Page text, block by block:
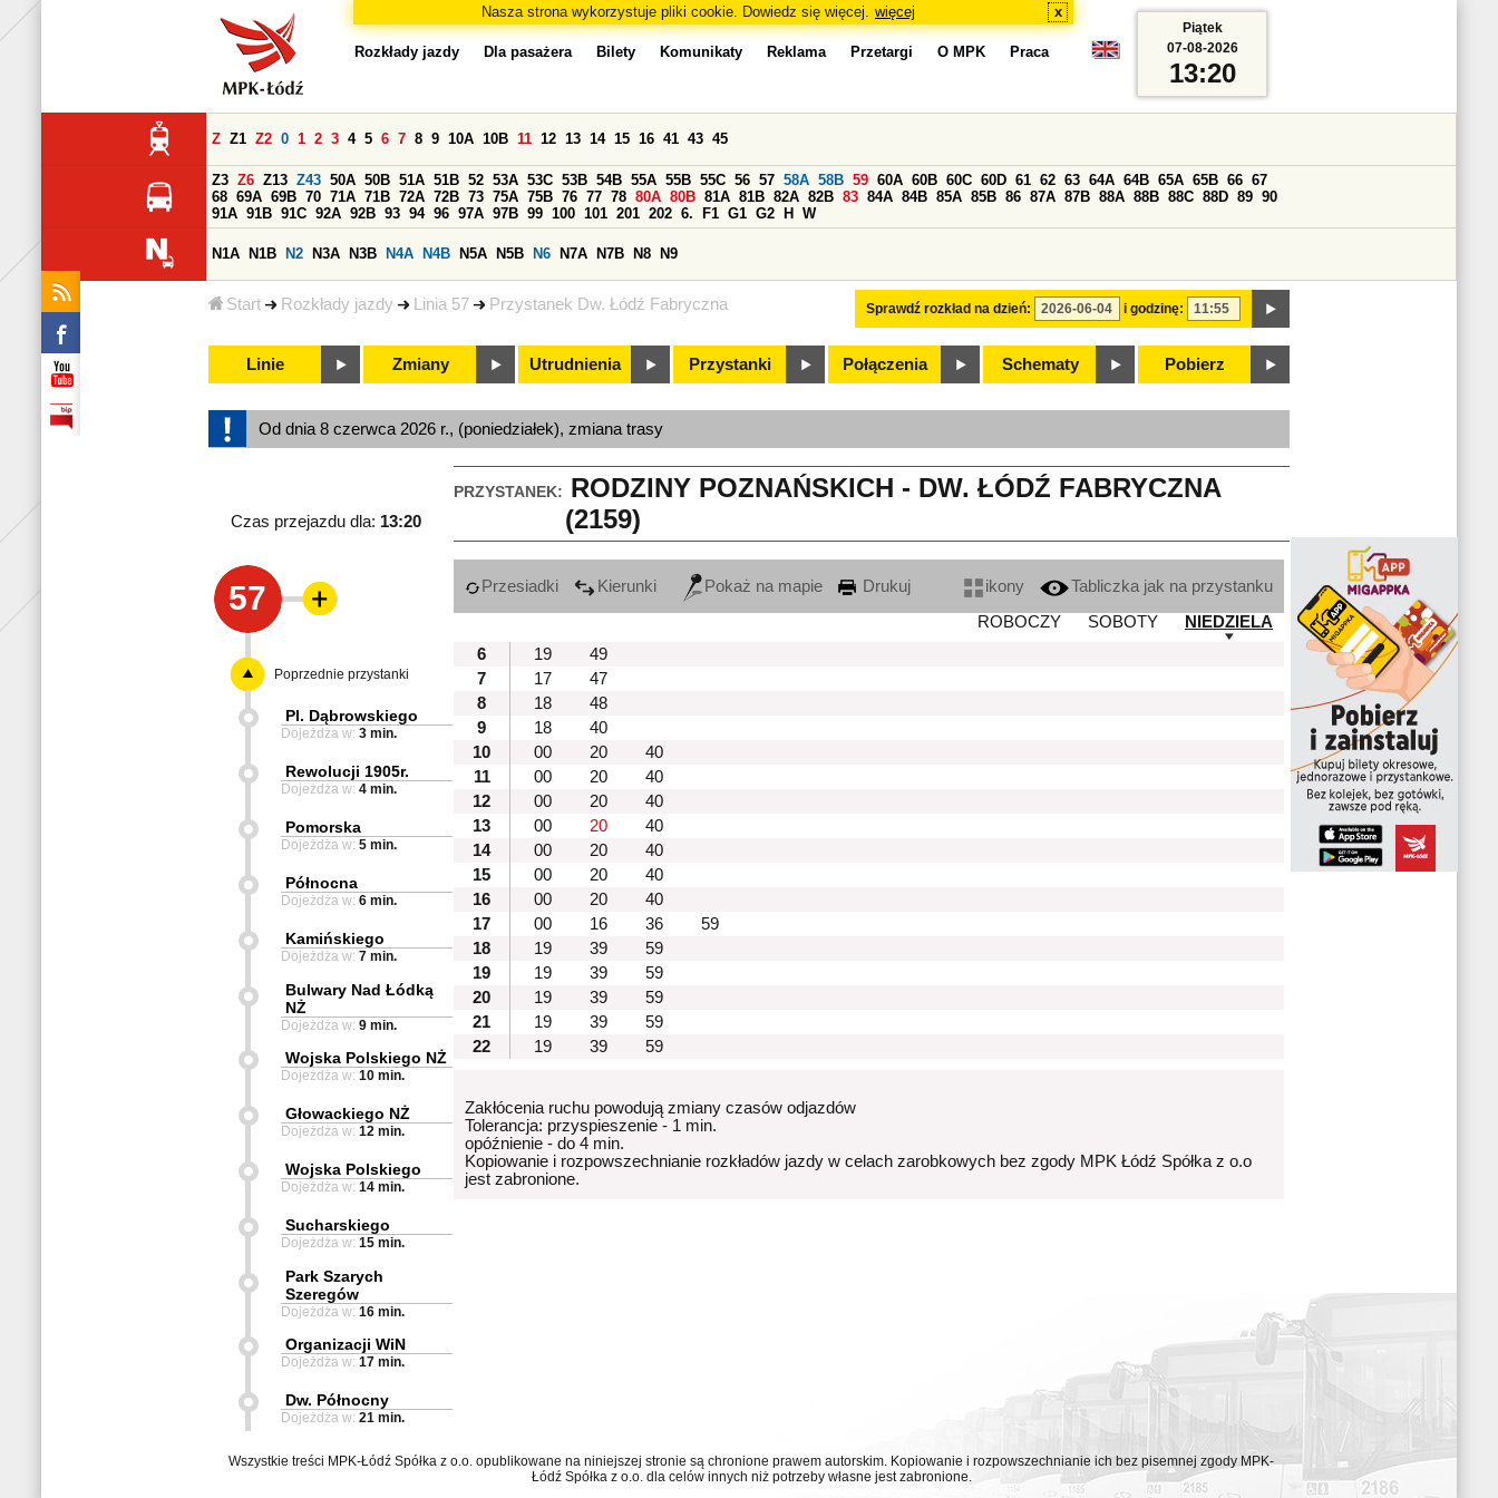
Nasza strona wykorzystuje pliki cookie. Dowiedz się więcej. więcej x
Start Rozkłady jazdy Linia 57 Przystanek Dw. Łódź Fabryczna
Rozkłady jazdy Dla pasażera Bilety Komunikaty Reklama Przetargi O MPK Praca
Sprawdź rozkład na dzień: i godzinę:
Z Z1 Z2 0 1 2 3 4 5 6 7 8 9 10A 10B 11 12 13 14 15 16 41 43 45
Z3 Z6 Z13 Z43 50A 50B 51A 51B 52 53A 53C 53B 54B 55A 55B 55C 56 57 58A 58B 59 60A 60B 60C 60D 61 62 63 64A 64B 65A 65B 66 67
68 69A 69B 70 71A 71B 72A 72B 73 75A 75B 76 77 78 80A 80B 81A 81B 82A 82B 83 84A 84B 85A 85B 86 87A 87B 88A 88B 88C 88D 89 90
91A 91B 91C 92A 92B 93 94 96 97A 97B 99 100 101 201 202 6. F1 G1 G2 H W
N1A N1B N2 N3A N3B N4A N4B N5A N5B N6 N7A N7B N8 N9
Linie Zmiany Utrudnienia Przystanki Połączenia Schematy Pobierz
Piątek
07-08-2026
13:20
Od dnia 8 czerwca 2026 r., (poniedziałek), zmiana trasy
PRZYSTANEK: RODZINY POZNAŃSKICH - DW. ŁÓDŹ FABRYCZNA
(2159)
Czas przejazdu dla: 13:20
57 Przesiadki Kierunki Pokaż na mapie Drukuj ikony
Tabliczka jak na przystanku
ROBOCZY
SOBOTY
NIEDZIELA
6
19
49
7
17
47
8
18
48
9
18
40
10
00 20
40
11
00 20
40
12
00 20
40
13
00 20
40
14
00 20
40
15
00 20
40
16
00 20
40
17
00 16 36
59
18
19 39
59
19
19 39
59
20
19 39
59
21
19 39
59
22
19 39 59
Zakłócenia ruchu powodują zmiany czasów odjazdów
Tolerancja: przyspieszenie - 1 min.
opóźnienie - do 4 min.
Kopiowanie i rozpowszechnianie rozkładów jazdy w celach zarobkowych bez zgody MPK Łódź Spółka z o.o
jest zabronione.
Poprzednie przystanki
Pl. Dąbrowskiego
Dojeżdża w: 3 min.
Rewolucji 1905r.
Dojeżdża w: 4 min.
Pomorska
Dojeżdża w: 5 min.
Północna
Dojeżdża w: 6 min.
Kamińskiego
Dojeżdża w: 7 min.
Bulwary Nad Łódką
NŻ
Dojeżdża w: 9 min.
Wojska Polskiego NŻ
Dojeżdża w: 10 min.
Głowackiego NŻ
Dojeżdża w: 12 min.
Wojska Polskiego
Dojeżdża w: 14 min.
Sucharskiego
Dojeżdża w: 15 min.
Park Szarych
Szeregów
Dojeżdża w: 16 min.
Organizacji WiN
Dojeżdża w: 17 min.
Dw. Północny
Dojeżdża w: 21 min.
Wszystkie treści MPK-Łódź Spółka z o.o. opublikowane na niniejszej stronie są chronione prawem autorskim. Kopiowanie i rozpowszechnianie ich bez pisemnej zgody MPK-
Łódź Spółka z o.o. dla celów innych niż potrzeby własne jest zabronione.